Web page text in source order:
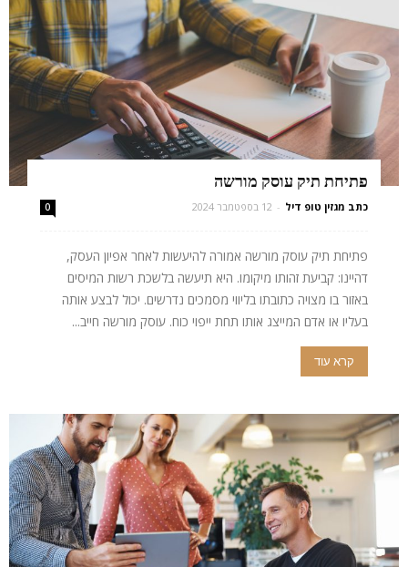
פתיחת תיק עוסק מורשה
כתב מגזין טופ דיל - 12 בספטמבר 2024 0
פתיחת תיק עוסק מורשה אמורה להיעשות לאחר אפיון העסק,
דהיינו: קביעת זהותו מיקומו. היא תיעשה בלשכת רשות המיסים
באזור בו מצויה כתובתו בליווי מסמכים נדרשים. יכול לבצע אותה
בעליו או אדם המייצג אותו תחת ייפוי כוח. עוסק מורשה חייב...
קרא עוד